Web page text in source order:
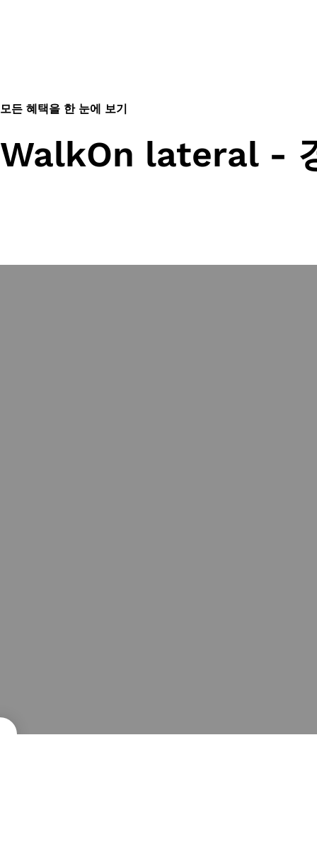
모든 혜택을 한 눈에 보기
WalkOn lateral -